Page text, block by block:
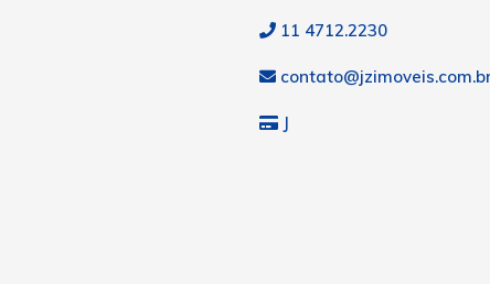
11 4712.2230
J